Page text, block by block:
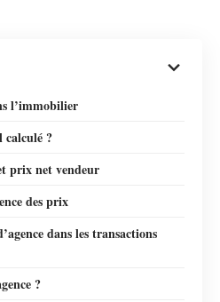
l’immobilier
?
prix net vendeur
des prix
dans les transactions
?